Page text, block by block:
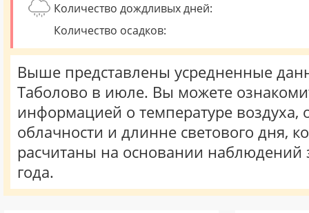
Количество дождливых дней:
Количество осадков:
Выше представлены усредненные
Таболово в июле. Вы можете
информацией о температуре воздуха,
облачности и длинне светового дня,
расчитаны на основании наблюдений
года.